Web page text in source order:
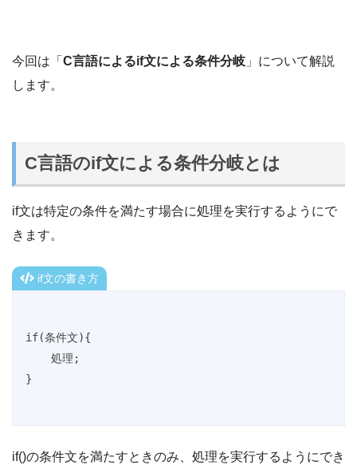
今回は「 C言語によるif文による条件分岐 」について解説
します。
C言語のif文による条件分岐とは
if文は特定の条件を満たす場合に処理を実行するようにで
きます。
if文の書き方
if(条件文){
}
if()の条件文を満たすときのみ、処理を実行するようにでき